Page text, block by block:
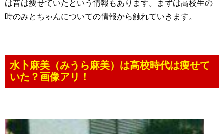
は昔は痩せていたという情報もあります。まずは高校生の
時のみとちゃんについての情報から触れていきます。
水卜麻美（みうら麻美）は高校時代は痩せて
いた？画像アリ！